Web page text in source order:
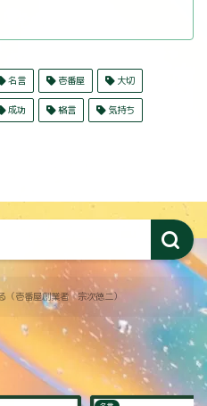
名言 壱番屋 大切
成功 格言 気持ち
（壱番屋創業者 宗次徳二）